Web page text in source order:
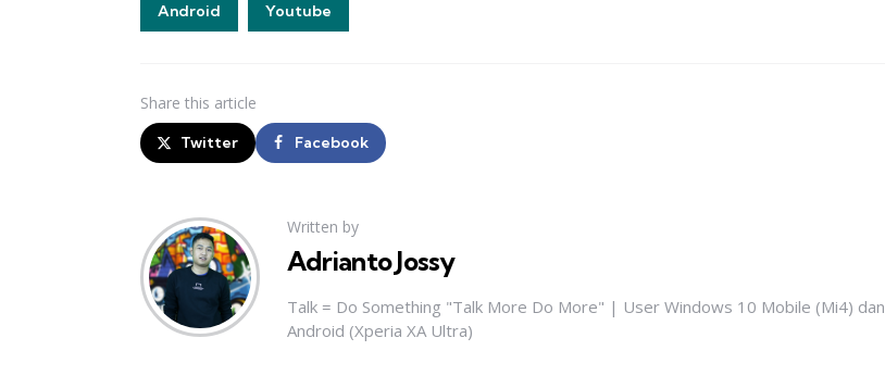
Android Youtube
Share this article
Twitter Facebook
Written by
Adrianto Jossy
Talk = Do Something "Talk More Do More" | User Windows 10 Mobile (Mi4) dan
Android (Xperia XA Ultra)